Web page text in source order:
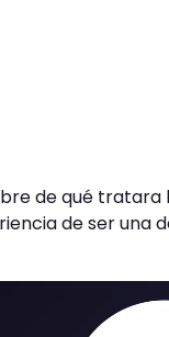
de qué tratara
de ser una